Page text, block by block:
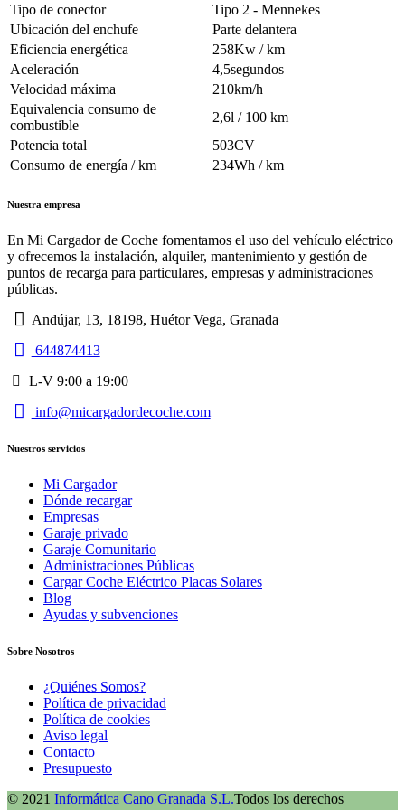
Tipo de conector
Tipo 2 - Mennekes
Ubicación del enchufe
Parte delantera
Eficiencia energética
258Kw / km
Aceleración
4,5segundos
Velocidad máxima
210km/h
Equivalencia consumo de
combustible
2,6l / 100 km
Potencia total
503CV
Consumo de energía / km
234Wh / km
Nuestra empresa
En Mi Cargador de Coche fomentamos el uso del vehículo eléctrico
y ofrecemos la instalación, alquiler, mantenimiento y gestión de
puntos de recarga para particulares, empresas y administraciones
públicas.
Andújar, 13, 18198, Huétor Vega, Granada
644874413
L-V 9:00 a 19:00
info@micargadordecoche.com
Nuestros servicios
Mi Cargador
Dónde recargar
Empresas
Garaje privado
Garaje Comunitario
Administraciones Públicas
Cargar Coche Eléctrico Placas Solares
Blog
Ayudas y subvenciones
Sobre Nosotros
¿Quiénes Somos?
Política de privacidad
Política de cookies
Aviso legal
Contacto
Presupuesto
© 2021 Informática Cano Granada S.L.Todos los derechos